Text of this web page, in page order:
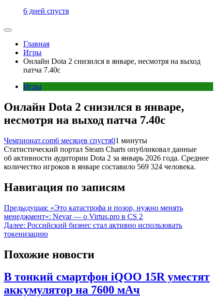
6 дней спустя
Главная
Игры
Онлайн Dota 2 снизился в январе, несмотря на выход
патча 7.40c
Игры
Онлайн Dota 2 снизился в январе,
несмотря на выход патча 7.40c
Чемпионат.com6 месяцев спустя01 минуты
Статистический портал Steam Charts опубликовал данные
об активности аудитории Dota 2 за январь 2026 года. Среднее
количество игроков в январе составило 569 324 человека.
Навигация по записям
Предыдущая: «Это катастрофа и позор, нужно менять
менеджмент»: Nevar — о Virtus.pro в CS 2
Далее: Российский бизнес стал активно использовать
токенизацию
Похожие новости
В тонкий смартфон iQOO 15R уместят
аккумулятор на 7600 мАч